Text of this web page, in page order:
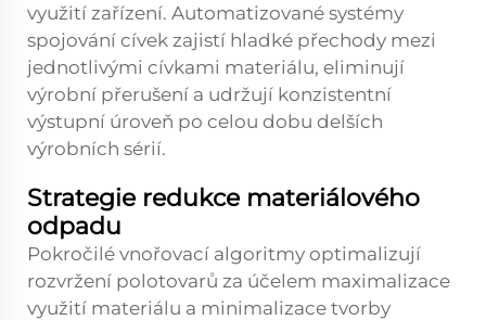
využití zařízení. Automatizované systémy
spojování cívek zajistí hladké přechody mezi
jednotlivými cívkami materiálu, eliminují
výrobní přerušení a udržují konzistentní
výstupní úroveň po celou dobu delších
výrobních sérií.
Strategie redukce materiálového
odpadu
Pokročilé vnořovací algoritmy optimalizují
rozvržení polotovarů za účelem maximalizace
využití materiálu a minimalizace tvorby